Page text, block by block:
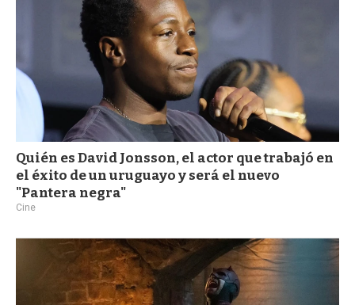
Quién es David Jonsson, el actor que trabajó en
el éxito de un uruguayo y será el nuevo
"Pantera negra"
Cine